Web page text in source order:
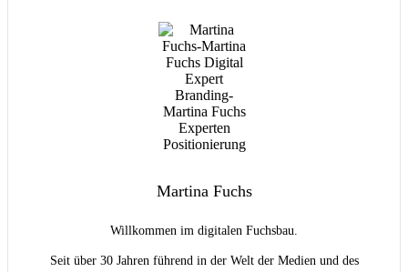
Martina Fuchs
Willkommen im digitalen Fuchsbau.
Seit über 30 Jahren führend in der Welt der Medien und des